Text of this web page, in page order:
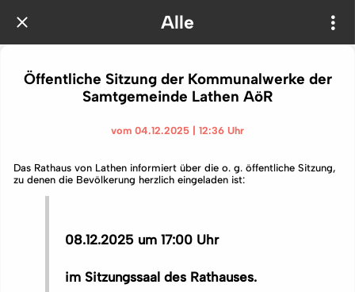
Alle
Öffentliche Sitzung der Kommunalwerke der
Samtgemeinde Lathen AöR
vom 04.12.2025 | 12:36 Uhr
Das Rathaus von Lathen informiert über die o. g. öffentliche Sitzung,
zu denen die Bevölkerung herzlich eingeladen ist:
08.12.2025 um 17:00 Uhr
im Sitzungssaal des Rathauses.